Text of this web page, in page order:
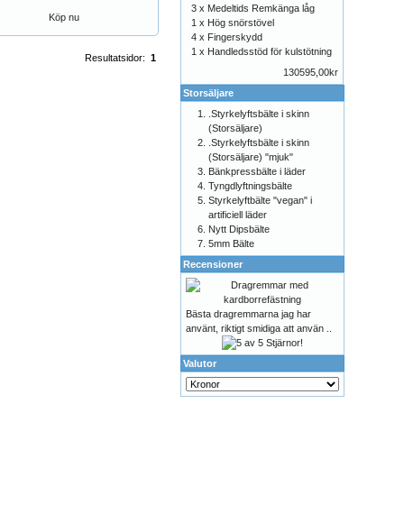
Köp nu
Resultatsidor: 1
3 x Medeltids Remkänga låg
1 x Hög snörstövel
4 x Fingerskydd
1 x Handledsstöd för kulstötning
130595,00kr
Storsäljare
.Styrkelyftsbälte i skinn
(Storsäljare)
.Styrkelyftsbälte i skinn
(Storsäljare) "mjuk"
Bänkpressbälte i läder
Tyngdlyftningsbälte
Styrkelyftbälte "vegan" i
artificiell läder
Nytt Dipsbälte
5mm Bälte
Recensioner
Bästa dragremmarna jag har
använt, riktigt smidiga att använ ..
Valutor